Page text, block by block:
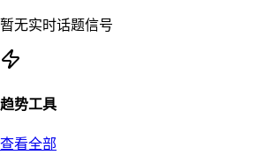
暂无实时话题信号
趋势工具
查看全部